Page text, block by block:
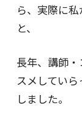
ら、実際に
と、
長年、講師
スメしてい
しました。